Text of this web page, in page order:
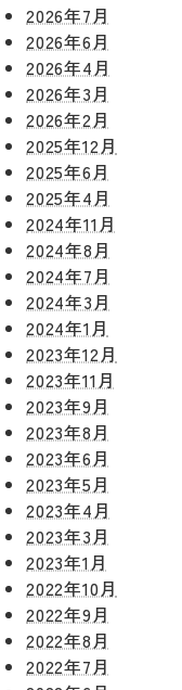
リフォー
ムメニュ
ー
キッチン
バスルー
ム
洗面化粧
台
トイレ
外壁・屋
根塗装
LDK リフ
ォーム
増改築・
2026年7月
2026年6月
2026年4月
2026年3月
2026年2月
2025年12月
2025年6月
2025年4月
2024年11月
2024年8月
2024年7月
2024年3月
2024年1月
2023年12月
2023年11月
2023年9月
2023年8月
2023年6月
2023年5月
2023年4月
2023年3月
2023年1月
2022年10月
2022年9月
2022年8月
2022年7月